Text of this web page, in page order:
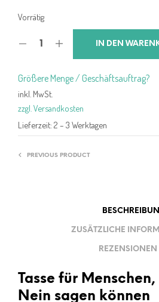
15,99 €11,99 €.
Vorrätig
IN DEN
Größere Menge / Geschäftsauftrag?
inkl. MwSt.
zzgl. Versandkosten
Lieferzeit: 2 – 3 Werktagen
PREVIOUS PRODUCT
ZUSÄTZLICHE
REZENSIONEN
Tasse für
Nein sagen können